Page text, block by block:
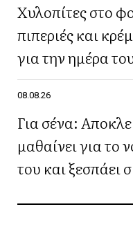
Χυλοπίτες στο
πιπεριές και
για την ημέρα
08.08.26
Για σένα:
μαθαίνει για το
του και ξεσπάει